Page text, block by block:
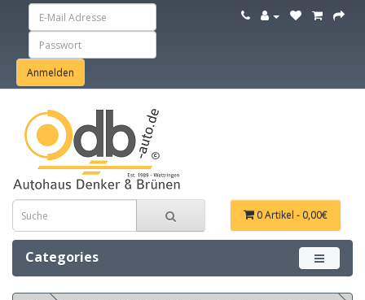
0 Artikel - 0,00€
Categories Menü